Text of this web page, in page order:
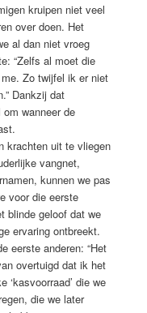
kruipen niet veel
over doen. Het
al dan niet vroeg
“Zelfs al moet die
Zo twijfel ik er niet
Dankzij dat
wanneer de
krachten uit te vliegen
vangnet,
kunnen we pas
voor die eerste
blinde geloof dat we
ervaring ontbreekt.
eerste anderen: “Het
overtuigd dat ik het
‘kasvoorraad’ die we
die we later